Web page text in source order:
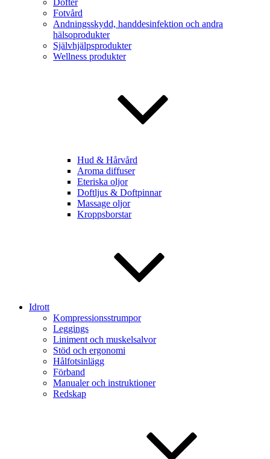
Dofter
Fotvård
Andningsskydd, handdesinfektion och andra
hälsoprodukter
Självhjälpsprodukter
Wellness produkter
Hud & Hårvård
Aroma diffuser
Eteriska oljor
Doftljus & Doftpinnar
Massage oljor
Kroppsborstar
Idrott
Kompressionsstrumpor
Leggings
Liniment och muskelsalvor
Stöd och ergonomi
Hålfotsinlägg
Förband
Manualer och instruktioner
Redskap